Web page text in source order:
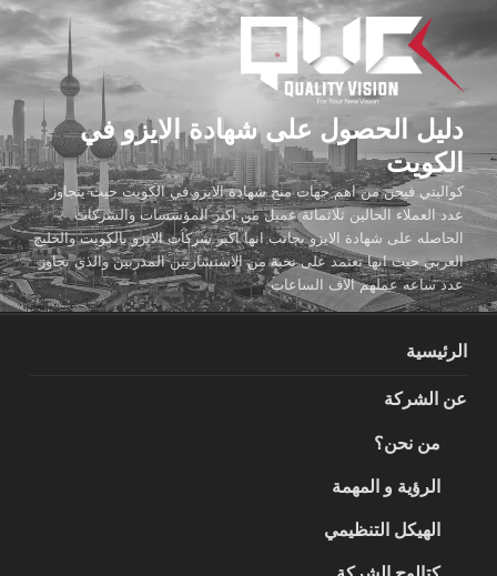
المحتوى
دليل الحصول على شهادة الايزو في
الكويت
كواليتي فيجن من اهم جهات منح شهادة الايزو في الكويت حيث يتجاوز
عدد العملاء الحالين ثلاثمائة عميل من اكبر المؤسسات والشركات
الحاصله على شهادة الايزو بجانب انها اكبر شركات الايزو بالكويت والخليج
العربي حيث انها تعتمد على نخبة من الاستشاريين المدربين والذي تجاوز
عدد ساعه عملهم الاف الساعات
الرئيسية
عن الشركة
من نحن؟
الرؤية و المهمة
الهيكل التنظيمي